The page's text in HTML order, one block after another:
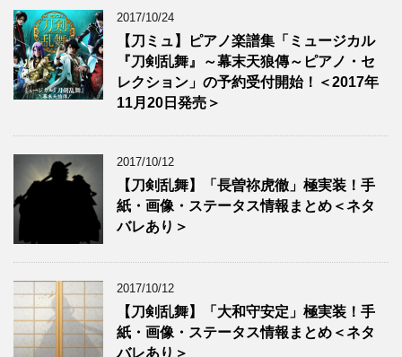
2017/10/24
【刀ミュ】ピアノ楽譜集「ミュージカル
『刀剣乱舞』～幕末天狼傳～ピアノ・セ
レクション」の予約受付開始！＜2017年
11月20日発売＞
2017/10/12
【刀剣乱舞】「長曽祢虎徹」極実装！手
紙・画像・ステータス情報まとめ＜ネタ
バレあり＞
2017/10/12
【刀剣乱舞】「大和守安定」極実装！手
紙・画像・ステータス情報まとめ＜ネタ
バレあり＞